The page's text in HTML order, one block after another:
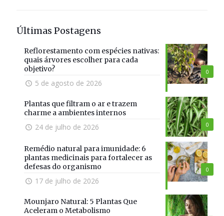
Últimas Postagens
0
Reflorestamento com espécies nativas:
quais árvores escolher para cada
objetivo?
5 de agosto de 2026
0
Plantas que filtram o ar e trazem
charme a ambientes internos
24 de julho de 2026
0
Remédio natural para imunidade: 6
plantas medicinais para fortalecer as
defesas do organismo
17 de julho de 2026
Mounjaro Natural: 5 Plantas Que
Aceleram o Metabolismo